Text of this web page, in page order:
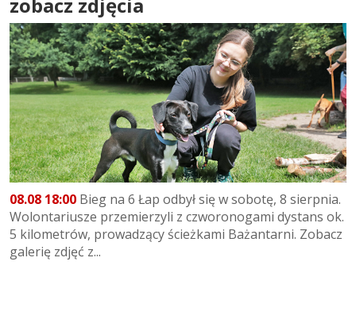
08.08 18:00 Bieg na 6 Łap odbył się w sobotę, 8 sierpnia.
Wolontariusze przemierzyli z czworonogami dystans ok.
5 kilometrów, prowadzący ścieżkami Bażantarni. Zobacz
galerię zdjęć z...